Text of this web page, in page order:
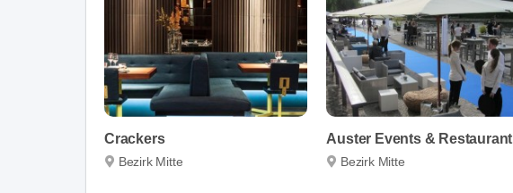
Crackers
Bezirk Mitte
Auster Events & Restaurant
Bezirk Mitte